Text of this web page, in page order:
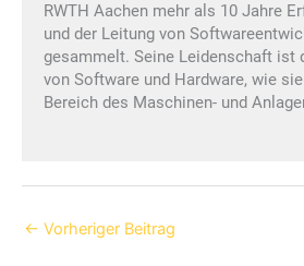
RWTH Aachen mehr als 10 Jahre
und der Leitung von
gesammelt. Seine Leidenschaft ist
von Software und Hardware, wie
Bereich des Maschinen- und
← Vorheriger Beitrag